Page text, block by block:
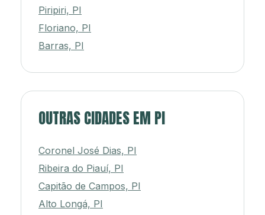
Piripiri, PI
Floriano, PI
Barras, PI
OUTRAS CIDADES EM PI
Coronel José Dias, PI
Ribeira do Piauí, PI
Capitão de Campos, PI
Alto Longá, PI